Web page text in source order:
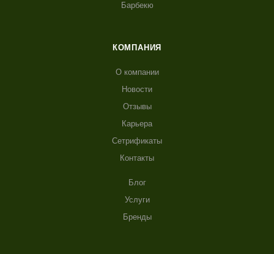
Барбекю
КОМПАНИЯ
О компании
Новости
Отзывы
Карьера
Сетрификаты
Контакты
Блог
Услуги
Бренды